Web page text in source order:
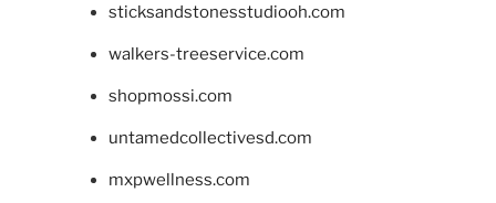
sticksandstonesstudiooh.com
walkers-treeservice.com
shopmossi.com
untamedcollectivesd.com
mxpwellness.com